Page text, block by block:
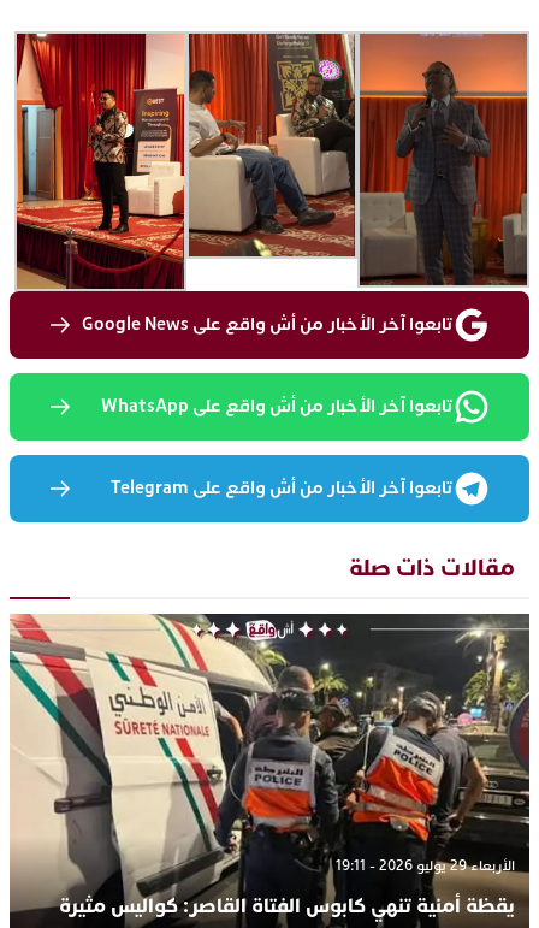
تابعوا آخر الأخبار من أش واقع على Google News
تابعوا آخر الأخبار من أش واقع على WhatsApp
تابعوا آخر الأخبار من أش واقع على Telegram
مقالات ذات صلة
الأربعاء 29 يوليو 2026 - 19:11
يقظة أمنية تنهي كابوس الفتاة القاصر: كواليس مثيرة